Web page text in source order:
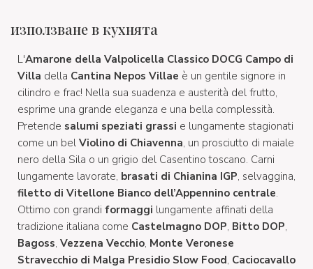
използване в кухнята
L'Amarone della Valpolicella Classico DOCG Campo di
Villa della Cantina Nepos Villae è un gentile signore in
cilindro e frac! Nella sua suadenza e austerità del frutto,
esprime una grande eleganza e una bella complessità.
Pretende salumi speziati grassi e lungamente stagionati
come un bel Violino di Chiavenna, un prosciutto di maiale
nero della Sila o un grigio del Casentino toscano. Carni
lungamente lavorate, brasati di Chianina IGP, selvaggina,
filetto di Vitellone Bianco dell’Appennino centrale.
Ottimo con grandi formaggi lungamente affinati della
tradizione italiana come Castelmagno DOP, Bitto DOP,
Bagoss, Vezzena Vecchio, Monte Veronese
Stravecchio di Malga Presidio Slow Food, Caciocavallo